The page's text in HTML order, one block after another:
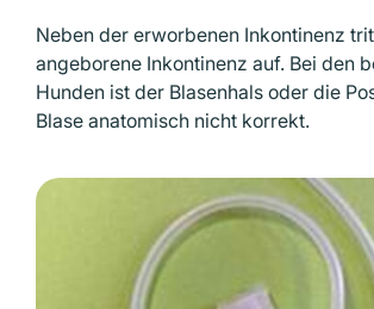
Neben der erworbenen Inkontinenz
angeborene Inkontinenz auf. Bei den
Hunden ist der Blasenhals oder die
Blase anatomisch nicht korrekt.